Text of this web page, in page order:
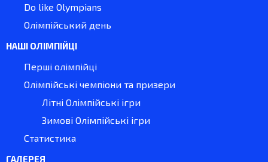
Do like Olympians
Олімпійський день
НАШІ ОЛІМПІЙЦІ
Перші олімпійці
Олімпійські чемпіони та призери
Літні Олімпійські ігри
Зимові Олімпійські ігри
Статистика
ГАЛЕРЕЯ